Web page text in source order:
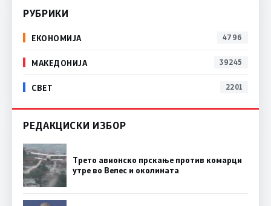
РУБРИКИ
ЕКОНОМИЈА 4796
МАКЕДОНИЈА 39245
СВЕТ 2201
РЕДАКЦИСКИ ИЗБОР
Трето авионско прскање против комарци
утре во Велес и околината